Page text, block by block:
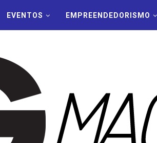
EVENTOS EMPREENDEDORISMO